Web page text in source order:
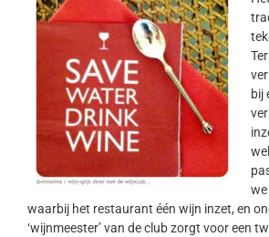
bij
waarbij het restaurant één wijn inzet, en
‘wijnmeester’ van de club zorgt voor een